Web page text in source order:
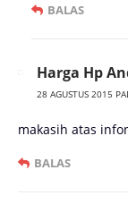
BALAS
Harga Hp
28 AGUSTUS 2015
makasih atas
BALAS